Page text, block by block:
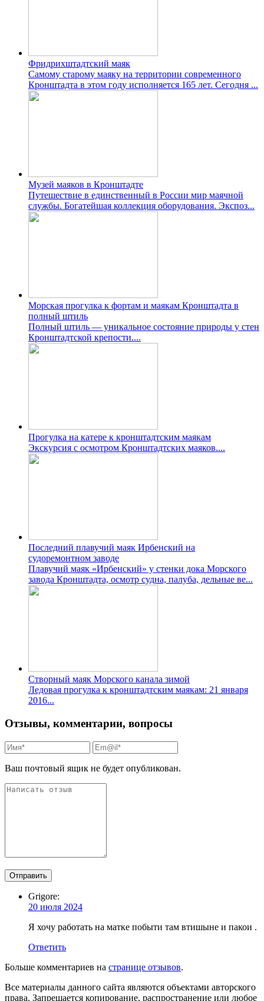
Фридрихштадтский маяк
Самому старому маяку на территории современного
Кронштадта в этом году исполняется 165 лет. Сегодня ...
Музей маяков в Кронштадте
Путешествие в единственный в России мир маячной
службы. Богатейшая коллекция оборудования. Экспоз...
Морская прогулка к фортам и маякам Кронштадта в
полный штиль
Полный штиль — уникальное состояние природы у стен
Кронштадтской крепости....
Прогулка на катере к кронштадтским маякам
Экскурсия с осмотром Кронштадтских маяков....
Последний плавучий маяк Ирбенский на
судоремонтном заводе
Плавучий маяк «Ирбенский» у стенки дока Морского
завода Кронштадта, осмотр судна, палуба, дельные ве...
Створный маяк Морского канала зимой
Ледовая прогулка к кронштадтским маякам: 21 января
2016...
Отзывы, комментарии, вопросы
Ваш почтовый ящик не будет опубликован.
Grigore:
20 июля 2024
Я хочу работать на матке побыти там втишыне и пакои .
Ответить
Больше комментариев на странице отзывов.
Все материалы данного сайта являются объектами авторского
права. Запрещается копирование, распространение или любое